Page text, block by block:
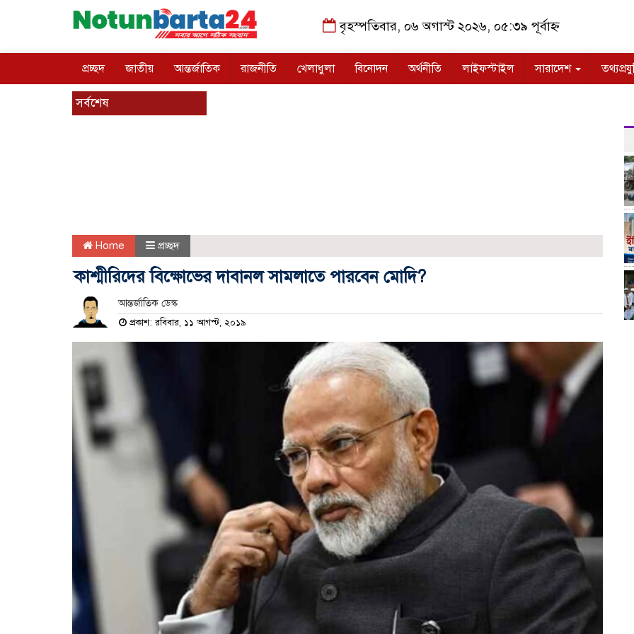
বৃহস্পতিবার, ০৬ অগাস্ট ২০২৬, ০৫:৩৯ পূর্বাহ্ন
প্রচ্ছদ জাতীয় আন্তর্জাতিক রাজনীতি খেলাধুলা বিনোদন অর্থনীতি লাইফস্টাইল সারাদেশ
সর্বশেষ
Home প্রচ্ছদ
কাশ্মীরিদের বিক্ষোভের দাবানল সামলাতে পারবেন মোদি?
আন্তর্জাতিক ডেস্ক
প্রকাশ: রবিবার, ১১ আগস্ট, ২০১৯